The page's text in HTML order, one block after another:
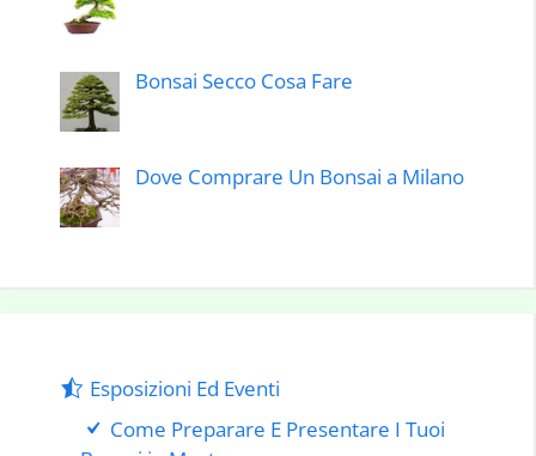
Bonsai Secco Cosa Fare
Dove Comprare Un Bonsai a Milano
Esposizioni Ed Eventi
Come Preparare E Presentare I Tuoi